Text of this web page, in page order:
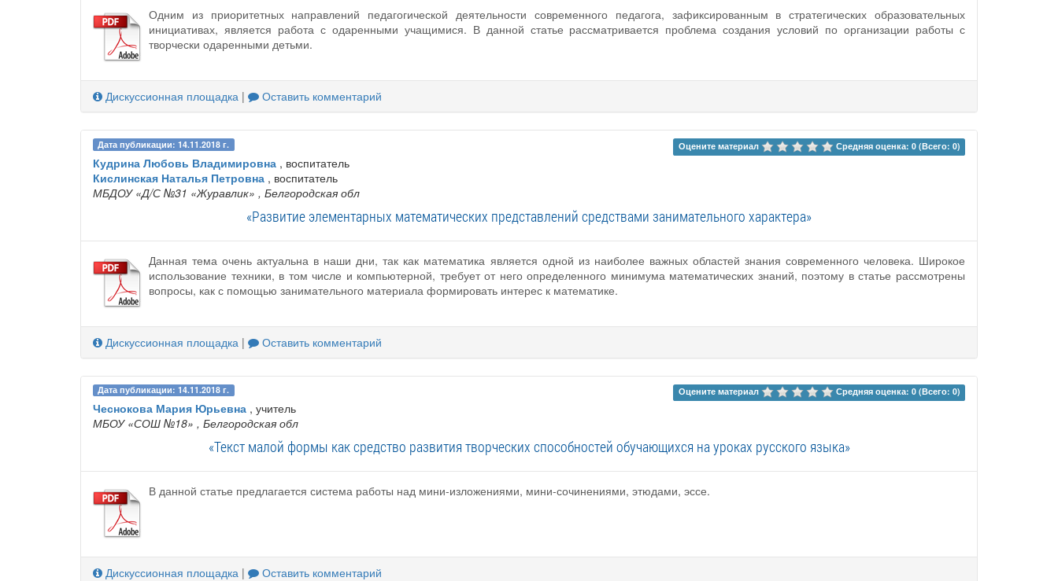
Одним из приоритетных направлений педагогической деятельности современного педагога, зафиксированным в стратегических образовательных
инициативах, является работа с одаренными учащимися. В данной статье рассматривается проблема создания условий по организации работы с
творчески одаренными детьми.
Дискуссионная площадка | Оставить комментарий
Дата публикации: 14.11.2018 г. Оцените материал Средняя оценка: 0 (Всего: 0)
Кудрина Любовь Владимировна , воспитатель
Кислинская Наталья Петровна , воспитатель
МБДОУ «Д/С №31 «Журавлик» , Белгородская обл
«Развитие элементарных математических представлений средствами занимательного характера»
Данная тема очень актуальна в наши дни, так как математика является одной из наиболее важных областей знания современного человека. Широкое
использование техники, в том числе и компьютерной, требует от него определенного минимума математических знаний, поэтому в статье рассмотрены
вопросы, как с помощью занимательного материала формировать интерес к математике.
Дискуссионная площадка | Оставить комментарий
Дата публикации: 14.11.2018 г. Оцените материал Средняя оценка: 0 (Всего: 0)
Чеснокова Мария Юрьевна , учитель
МБОУ «СОШ №18» , Белгородская обл
«Текст малой формы как средство развития творческих способностей обучающихся на уроках русского языка»
В данной статье предлагается система работы над мини-изложениями, мини-сочинениями, этюдами, эссе.
Дискуссионная площадка | Оставить комментарий